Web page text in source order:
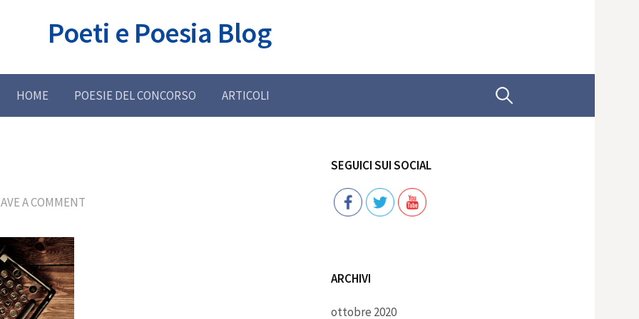
Poeti e Poesia Blog
HOME POESIE DEL CONCORSO ARTICOLI Ricerca
A COMMENT
SEGUICI SUI SOCIAL
Follow
ARCHIVI
ottobre 2020